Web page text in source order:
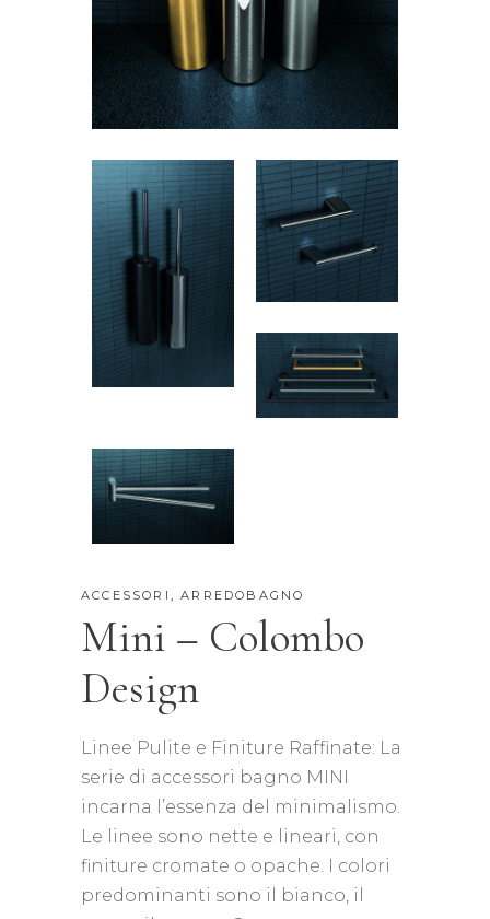
ACCESSORI ,ARREDOBAGNO
Mini – Colombo
Design
Linee Pulite e Finiture Raffinate: La
serie di accessori bagno MINI
incarna l’essenza del minimalismo.
Le linee sono nette e lineari, con
finiture cromate o opache. I colori
predominanti sono il bianco, il